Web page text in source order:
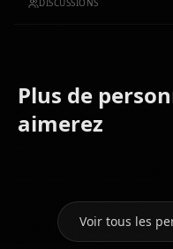
DISCUSSIONS
Plus de
aimerez
Houshou
Voir tous les